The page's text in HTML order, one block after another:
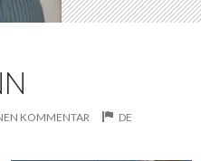
KOMMENTAR DE